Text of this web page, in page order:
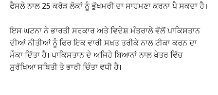
ਫੈਸਲੇ ਨਾਲ 25 ਕਰੋੜ ਲੋਕਾਂ ਨੂੰ ਭੁੱਖਮਰੀ ਦਾ ਸਾਹਮਣਾ ਕਰਨਾ ਪੈ ਸਕਦਾ ਹੈ।
ਇਸ ਘਟਨਾ ਨੇ ਭਾਰਤੀ ਸਰਕਾਰ ਅਤੇ ਵਿਦੇਸ਼ ਮੰਤਰਾਲੇ ਵੱਲੋਂ ਪਾਕਿਸਤਾਨ
ਦੀਆਂ ਨੀਤੀਆਂ ਨੂੰ ਫਿਰ ਇਕ ਵਾਰੀ ਸਖ਼ਤ ਤਰੀਕੇ ਨਾਲ ਟੀਕਾ ਕਰਨ ਦਾ
ਮੌਕਾ ਦਿੱਤਾ ਹੈ। ਪਾਕਿਸਤਾਨ ਦੇ ਅਜਿਹੇ ਬਿਆਨਾਂ ਨਾਲ ਖੇਤਰ ਵਿੱਚ
ਸੁਰੱਖਿਆ ਸਥਿਤੀ ਤੇ ਭਾਰੀ ਚਿੰਤਾ ਵਧੀ ਹੈ।